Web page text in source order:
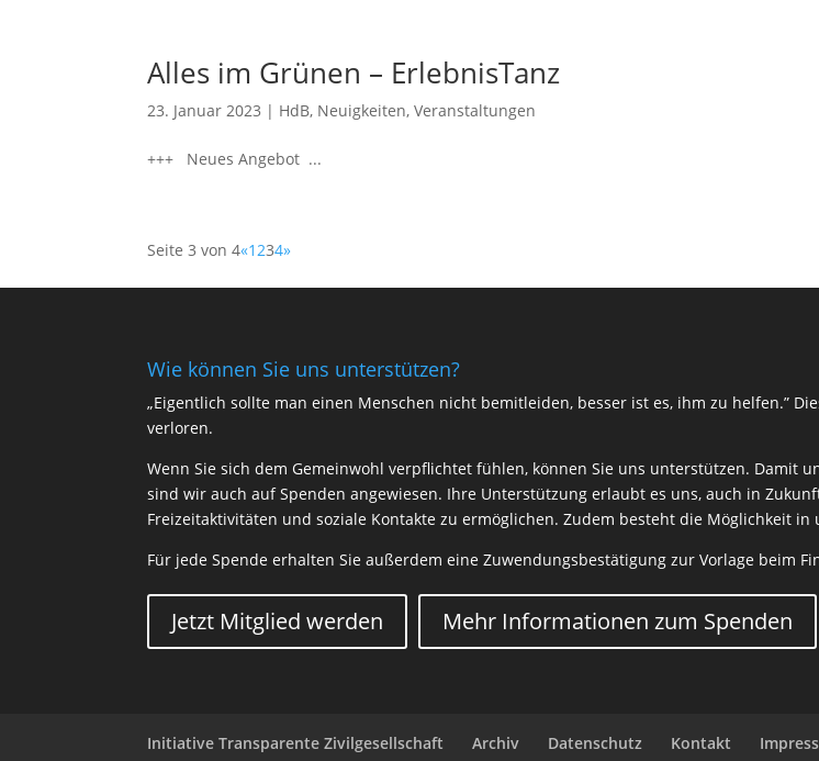
Alles im Grünen – ErlebnisTanz
23. Januar 2023 | HdB, Neuigkeiten,Veranstaltungen
+++ Neues Angebot ...
Seite 3 von 4«1234»
Wie können Sie uns unterstützen?
„Eigentlich sollte man einen Menschen nicht bemitleiden, besser ist es, ihm zu helfen.”
verloren.
Wenn Sie sich dem Gemeinwohl verpflichtet fühlen, können Sie uns unterstützen. Damit
sind wir auch auf Spenden angewiesen. Ihre Unterstützung erlaubt es uns, auch in
Freizeitaktivitäten und soziale Kontakte zu ermöglichen. Zudem besteht die Möglichkeit
Für jede Spende erhalten Sie außerdem eine Zuwendungsbestätigung zur Vorlage beim
Jetzt Mitglied werden Mehr Informationen zum Spenden
Initiative Transparente Zivilgesellschaft Archiv Datenschutz Kontakt